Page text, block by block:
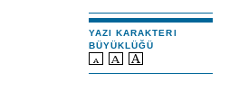
YAZI KARAKTERI
BÜYÜKLÜĞÜ